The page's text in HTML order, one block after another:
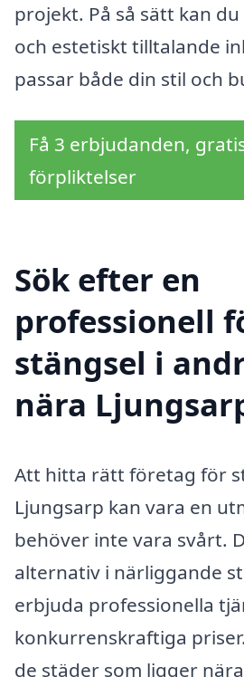
projekt. På så sätt kan
och estetiskt tilltalande
passar både din stil och
Få 3 erbjudanden,
förpliktelser
Sök efter en
professionell
stängsel i
nära
Att hitta rätt företag för
Ljungsarp kan vara en
behöver inte vara svårt.
alternativ i närliggande
erbjuda professionella
konkurrenskraftiga
de städer som ligger